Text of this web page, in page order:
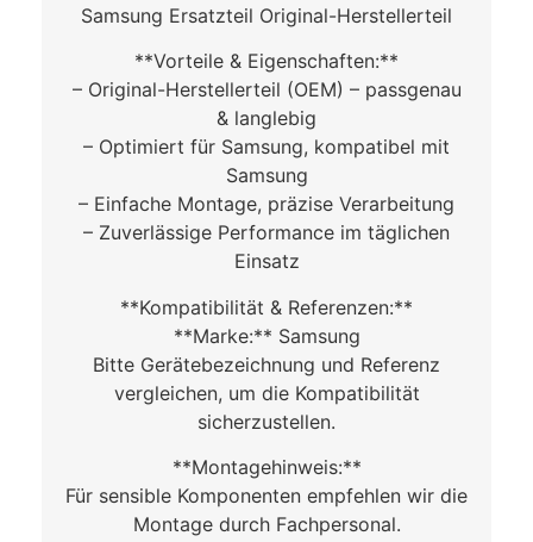
Samsung Ersatzteil Original-Herstellerteil
**Vorteile & Eigenschaften:**
– Original-Herstellerteil (OEM) – passgenau
& langlebig
– Optimiert für Samsung, kompatibel mit
Samsung
– Einfache Montage, präzise Verarbeitung
– Zuverlässige Performance im täglichen
Einsatz
**Kompatibilität & Referenzen:**
**Marke:** Samsung
Bitte Gerätebezeichnung und Referenz
vergleichen, um die Kompatibilität
sicherzustellen.
**Montagehinweis:**
Für sensible Komponenten empfehlen wir die
Montage durch Fachpersonal.